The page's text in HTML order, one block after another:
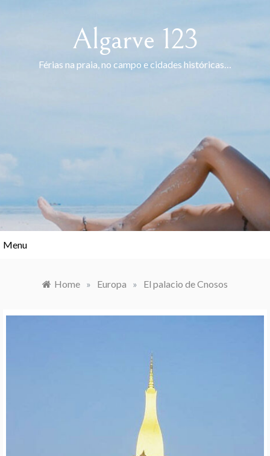
Algarve 123
Férias na praia, no campo e cidades históricas…
Menu
Home » Europa » El palacio de Cnosos